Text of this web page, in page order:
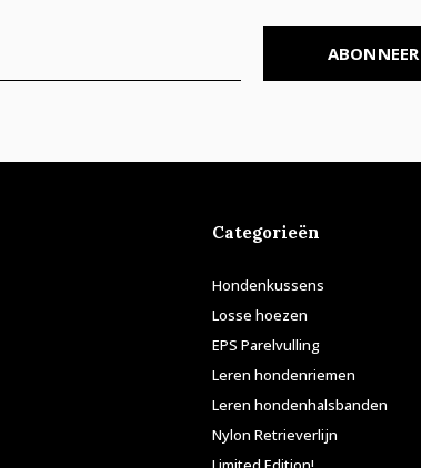
ABONNEER
Categorieën
Hondenkussens
Losse hoezen
EPS Parelvulling
Leren hondenriemen
Leren hondenhalsbanden
Nylon Retrieverlijn